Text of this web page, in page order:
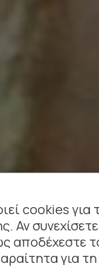
cookies για
Αν
αποδέχεστε
για τη